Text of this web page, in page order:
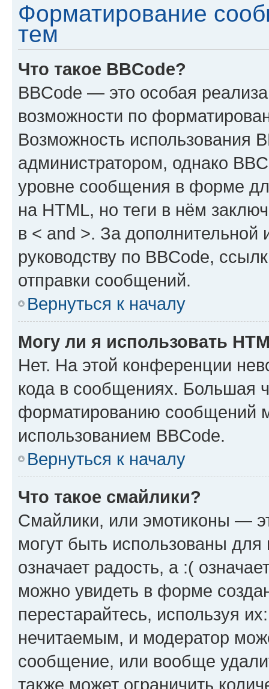
Форматирование
тем
Что такое BBCode?
BBCode — это особая
возможности по
Возможность использования
администратором, однако
уровне сообщения в форме
на HTML, но теги в нём
в < and >. За
руководству по BBCode,
отправки сообщений.
Вернуться к началу
Могу ли я использовать
Нет. На этой конференции
кода в сообщениях. Большая
форматированию сообщений
использованием BBCode.
Вернуться к началу
Что такое смайлики?
Смайлики, или эмотиконы —
могут быть использованы
означает радость, а :(
можно увидеть в форме
перестарайтесь, используя
нечитаемым, и модератор
сообщение, или вообще
также может ограничить